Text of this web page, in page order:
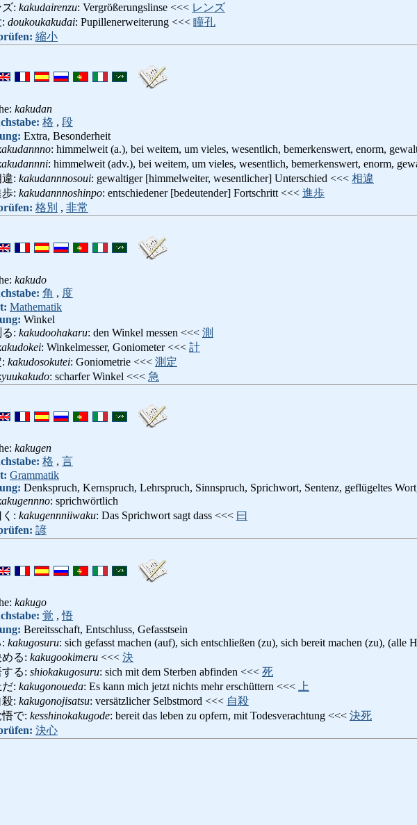
: kakudairenzu: Vergrößerungslinse <<< レンズ
doukoukakudai: Pupillenerweiterung <<< 瞳孔
縮小
kakudan
格 , 段
Extra, Besonderheit
: himmelweit (a.), bei weitem, um vieles, wesentlich, bemerkenswert, enorm,
: himmelweit (adv.), bei weitem, um vieles, wesentlich, bemerkenswert, enorm,
: kakudannnosoui: gewaltiger [himmelweiter, wesentlicher] Unterschied <<< 相違
: kakudannnoshinpo: entschiedener [bedeutender] Fortschritt <<< 進歩
格別 , 非常
kakudo
角 , 度
Mathematik
Winkel
: kakudoohakaru: den Winkel messen <<< 測
: Winkelmesser, Goniometer <<< 計
kakudosokutei: Goniometrie <<< 測定
: scharfer Winkel <<< 急
kakugen
格 , 言
Grammatik
Denkspruch, Kernspruch, Lehrspruch, Sinnspruch, Sprichwort, Sentenz, geflügeltes
: sprichwörtlich
: kakugennniiwaku: Das Sprichwort sagt dass <<< 曰
諺
kakugo
覚 ,悟
Bereitsschaft, Entschluss, Gefasstsein
kakugosuru: sich gefasst machen (auf), sich entschließen (zu), sich bereit machen (zu), (alle
る: kakugookimeru <<< 決
る: shiokakugosuru: sich mit dem Sterben abfinden <<< 死
: kakugonoueda: Es kann mich jetzt nichts mehr erschüttern <<<
上
: kakugonojisatsu: versätzlicher Selbstmord <<< 自殺
で: kesshinokakugode: bereit das leben zu opfern, mit Todesverachtung <<< 決死
決心